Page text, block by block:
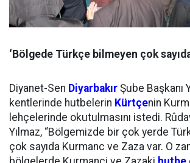
‘Bölgede Türkçe bilmeyen çok
Diyanet-Sen Diyarbakır Şube Başkanı
kentlerinde hutbelerin Kürtçenin
lehçelerinde okutulmasını istedi.
Yılmaz, “Bölgemizde bir çok yerde
çok sayıda Kurmanc ve Zaza var. O